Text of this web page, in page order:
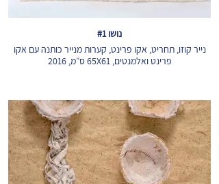
נושו #1
נייר קוזו, תחריט, אקו פרינט, קערות מנייר כותנה עם אקו
פרינט ואלמנטים, 65X61 ס״מ, 2016